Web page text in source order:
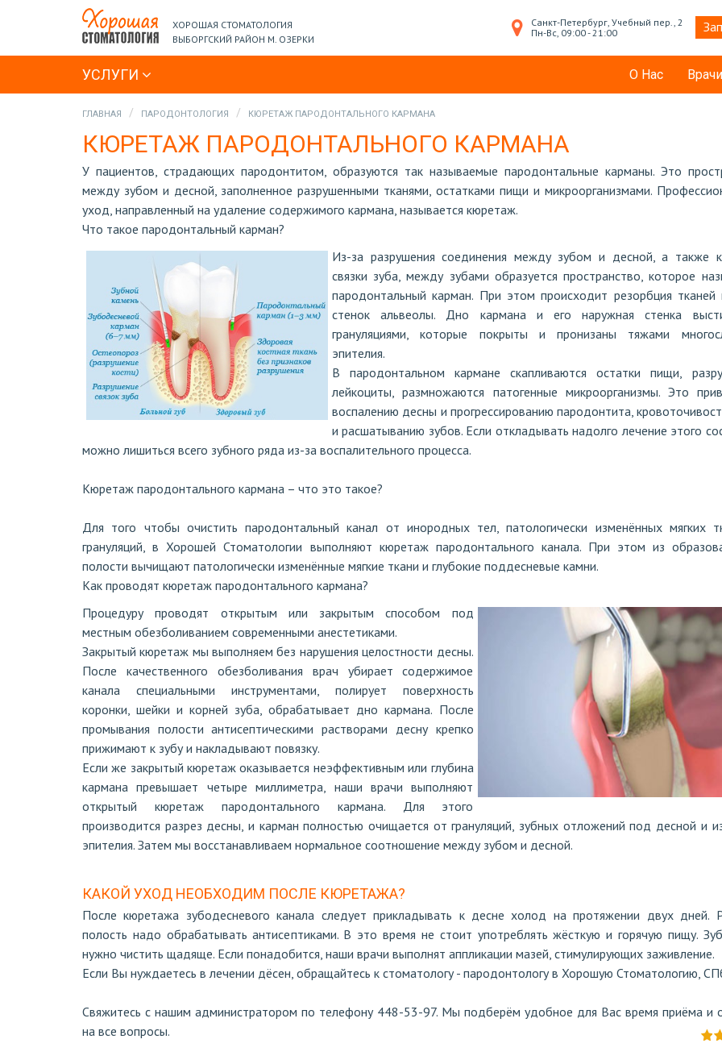
ХОРОШАЯ СТОМАТОЛОГИЯ
ВЫБОРГСКИЙ РАЙОН М. ОЗЕРКИ
Санкт-Петербург, Учебный пер., 2
Пн-Вс, 09:00 - 21:00
УСЛУГИ О Нас Врачи
ГЛАВНАЯ ПАРОДОНТОЛОГИЯ КЮРЕТАЖ ПАРОДОНТАЛЬНОГО КАРМАНА
КЮРЕТАЖ ПАРОДОНТАЛЬНОГО КАРМАНА
У пациентов, страдающих пародонтитом, образуются так называемые пародонтальные карманы. Это
между зубом и десной, заполненное разрушенными тканями, остатками пищи и микроорганизмами.
уход, направленный на удаление содержимого кармана, называется кюретаж.
Что такое пародонтальный карман?
Из-за разрушения соединения между зубом и десной, а также
связки зуба, между зубами образуется пространство, которое
пародонтальный карман. При этом происходит резорбция тканей
стенок альвеолы. Дно кармана и его наружная стенка
грануляциями, которые покрыты и пронизаны тяжами
эпителия.
В пародонтальном кармане скапливаются остатки пищи,
лейкоциты, размножаются патогенные микроорганизмы. Это
воспалению десны и прогрессированию пародонтита,
и расшатыванию зубов. Если откладывать надолго лечение этого
можно лишиться всего зубного ряда из-за воспалительного процесса.
Кюретаж пародонтального кармана – что это такое?
Для того чтобы очистить пародонтальный канал от инородных тел, патологически изменённых мягких
грануляций, в Хорошей Стоматологии выполняют кюретаж пародонтального канала. При этом из
полости вычищают патологически изменённые мягкие ткани и глубокие поддесневые камни.
Как проводят кюретаж пародонтального кармана?
Процедуру проводят открытым или закрытым способом под
местным обезболиванием современными анестетиками.
Закрытый кюретаж мы выполняем без нарушения целостности десны.
После качественного обезболивания врач убирает содержимое
канала специальными инструментами, полирует поверхность
коронки, шейки и корней зуба, обрабатывает дно кармана. После
промывания полости антисептическими растворами десну крепко
прижимают к зубу и накладывают повязку.
Если же закрытый кюретаж оказывается неэффективным или глубина
кармана превышает четыре миллиметра, наши врачи выполняют
открытый кюретаж пародонтального кармана. Для этого
производится разрез десны, и карман полностью очищается от грануляций, зубных отложений под десной и
эпителия. Затем мы восстанавливаем нормальное соотношение между зубом и десной.
КАКОЙ УХОД НЕОБХОДИМ ПОСЛЕ КЮРЕТАЖА?
После кюретажа зубодесневого канала следует прикладывать к десне холод на протяжении двух дней.
полость надо обрабатывать антисептиками. В это время не стоит употреблять жёсткую и горячую пищу.
нужно чистить щадяще. Если понадобится, наши врачи выполнят аппликации мазей, стимулирующих заживление.
Если Вы нуждаетесь в лечении дёсен, обращайтесь к стоматологу - пародонтологу в Хорошую Стоматологию,
Свяжитесь с нашим администратором по телефону 448-53-97. Мы подберём удобное для Вас время приёма и
на все вопросы.